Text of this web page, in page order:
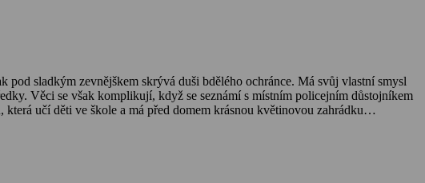
Věci se však komplikují, když se seznámí s místním policejním důstojníkem
učí děti ve škole a má před domem krásnou květinovou zahrádku…